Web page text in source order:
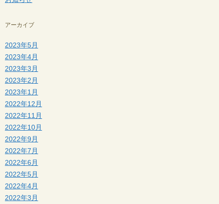
アーカイブ
2023年5月
2023年4月
2023年3月
2023年2月
2023年1月
2022年12月
2022年11月
2022年10月
2022年9月
2022年7月
2022年6月
2022年5月
2022年4月
2022年3月